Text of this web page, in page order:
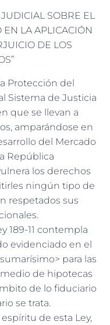
SOBRE EL
LA APLICACIÓN
DE LOS
Protección del
Sistema de Justicia
que se llevan a
amparándose en
del Mercado
República
los derechos
ningún tipo de
respetados sus
189-11 contempla
evidenciado en el
para las
de hipotecas
de lo fiduciario
se trata.
de esta Ley,